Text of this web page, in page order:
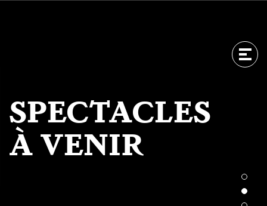
SPECTACLES
À VENIR